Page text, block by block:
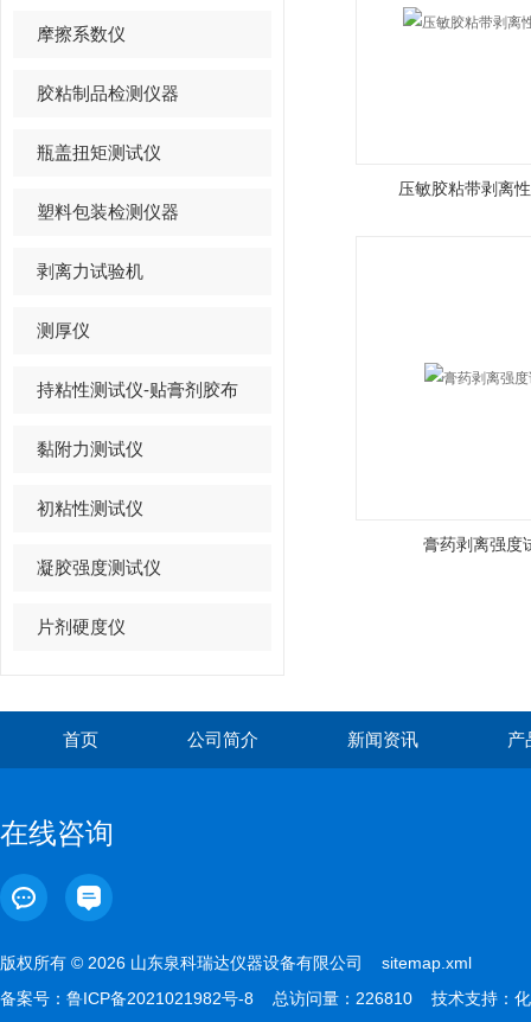
摩擦系数仪
胶粘制品检测仪器
瓶盖扭矩测试仪
塑料包装检测仪器
剥离力试验机
测厚仪
持粘性测试仪-贴膏剂胶布
黏附力测试仪
初粘性测试仪
凝胶强度测试仪
片剂硬度仪
压敏胶粘带剥离
膏药剥离强度
首页 公司简介 新闻资讯 产
在线咨询
版权所有 © 2026 山东泉科瑞达仪器设备有限公司 sitemap.xml
备案号： 鲁ICP备2021021982号-8 总访问量：226810 技术支持： 化